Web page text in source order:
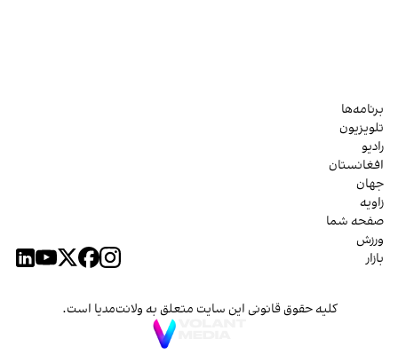
برنامه‌ها
تلویزیون
رادیو
افغانستان
جهان
زاویه
صفحه شما
ورزش
بازار
کلیه حقوق قانونی این سایت متعلق به ولانت‌مدیا است.